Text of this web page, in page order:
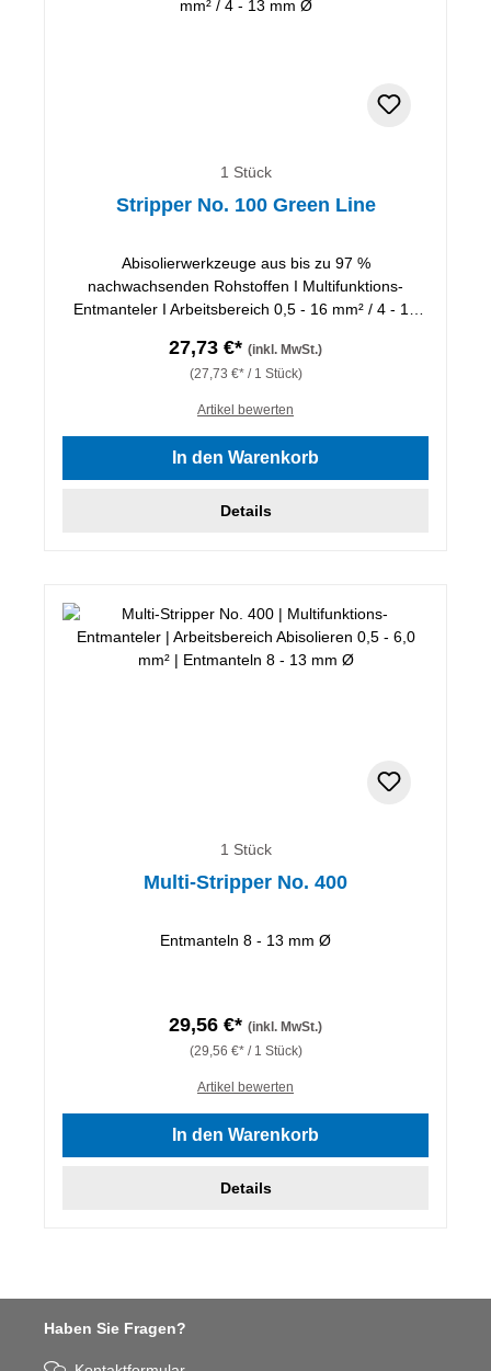
1 Stück
Stripper No. 100 Green Line
Abisolierwerkzeuge aus bis zu 97 %
nachwachsenden Rohstoffen I Multifunktions-
Entmanteler I Arbeitsbereich 0,5 - 16 mm² / 4 - 13
27,73 €* (inkl. MwSt.)
(27,73 €* / 1 Stück)
Artikel bewerten
In den Warenkorb
Details
1 Stück
Multi-Stripper No. 400
Entmanteln 8 - 13 mm Ø
29,56 €* (inkl. MwSt.)
(29,56 €* / 1 Stück)
Artikel bewerten
In den Warenkorb
Details
Haben Sie Fragen?